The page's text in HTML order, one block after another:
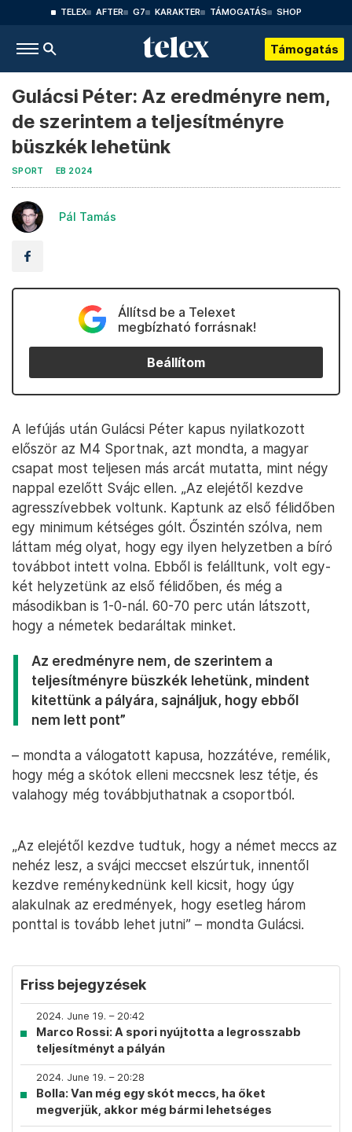
TELEX AFTER G7 KARAKTER TÁMOGATÁS SHOP
Támogatás
Gulácsi Péter: Az eredményre nem,
de szerintem a teljesítményre
büszkék lehetünk
SPORT EB 2024
Pál Tamás
Állítsd be a Telexet
megbízható forrásnak!
Beállítom
A lefújás után Gulácsi Péter kapus nyilatkozott
először az M4 Sportnak, azt mondta, a magyar
csapat most teljesen más arcát mutatta, mint négy
nappal ezelőtt Svájc ellen. „Az elejétől kezdve
agresszívebbek voltunk. Kaptunk az első félidőben
egy minimum kétséges gólt. Őszintén szólva, nem
láttam még olyat, hogy egy ilyen helyzetben a bíró
továbbot intett volna. Ebből is felálltunk, volt egy-
két helyzetünk az első félidőben, és még a
másodikban is 1-0-nál. 60-70 perc után látszott,
hogy a németek bedaráltak minket.
Az eredményre nem, de szerintem a
teljesítményre büszkék lehetünk, mindent
kitettünk a pályára, sajnáljuk, hogy ebből
nem lett pont”
– mondta a válogatott kapusa, hozzátéve, remélik,
hogy még a skótok elleni meccsnek lesz tétje, és
valahogy még továbbjuthatnak a csoportból.
„Az elejétől kezdve tudtuk, hogy a német meccs az
nehéz lesz, a svájci meccset elszúrtuk, innentől
kezdve reménykednünk kell kicsit, hogy úgy
alakulnak az eredmények, hogy esetleg három
ponttal is tovább lehet jutni” – mondta Gulácsi.
Friss bejegyzések
2024. June 19. – 20:42
Marco Rossi: A spori nyújtotta a legrosszabb
teljesítményt a pályán
2024. June 19. – 20:28
Bolla: Van még egy skót meccs, ha őket
megverjük, akkor még bármi lehetséges